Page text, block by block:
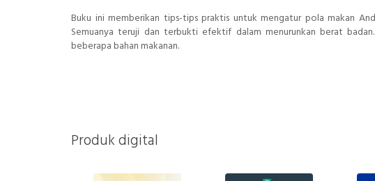
Buku ini memberikan tips-tips praktis untuk mengatur pola makan
Semuanya teruji dan terbukti efektif dalam menurunkan berat
beberapa bahan makanan.
Produk digital